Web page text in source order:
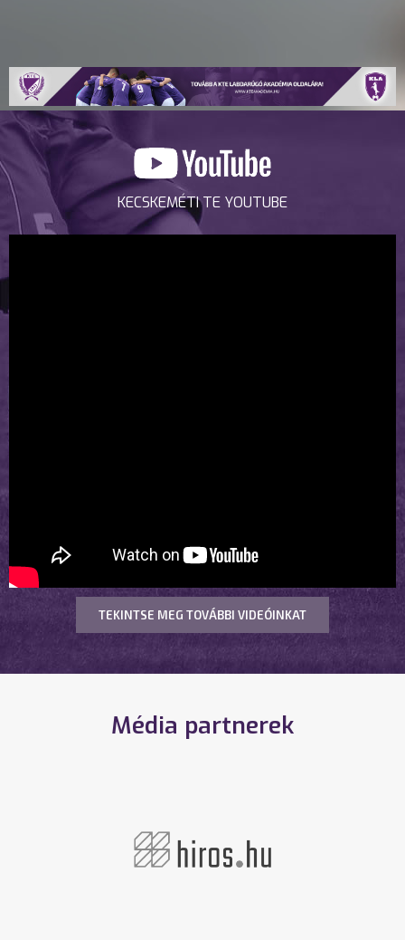
KECSKEMÉTI TE YOUTUBE
TEKINTSE MEG TOVÁBBI VIDEÓINKAT
Média partnerek